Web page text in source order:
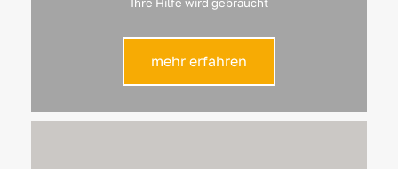
Ihre Hilfe wird gebraucht
mehr erfahren